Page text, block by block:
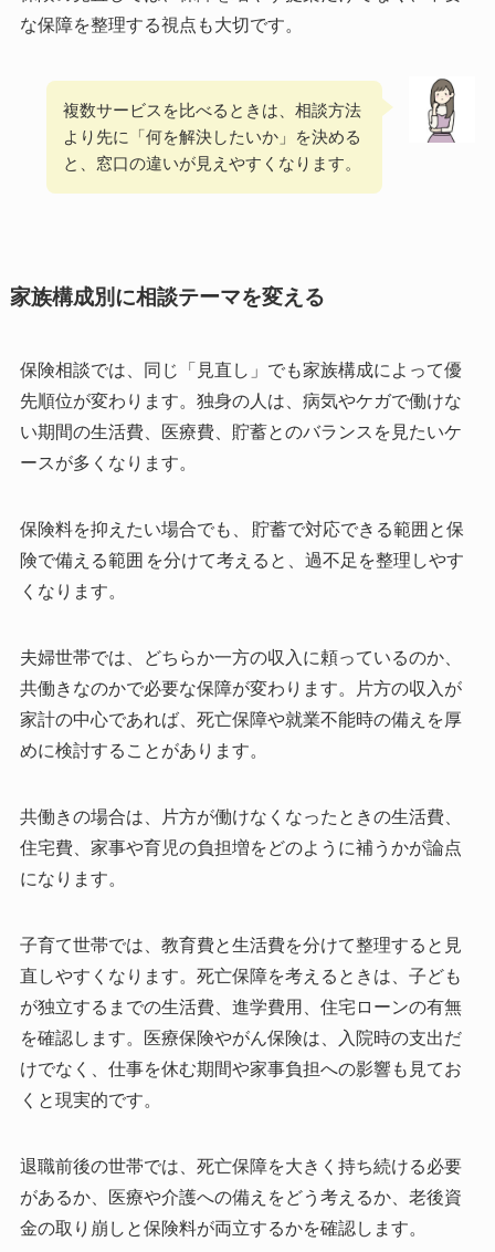
な保障を整理する視点も大切です。
複数サービスを比べるときは、相談方法
より先に「何を解決したいか」を決める
と、窓口の違いが見えやすくなります。
家族構成別に相談テーマを変える
保険相談では、同じ「見直し」でも家族構成によって優
先順位が変わります。独身の人は、病気やケガで働けな
い期間の生活費、医療費、貯蓄とのバランスを見たいケ
ースが多くなります。
保険料を抑えたい場合でも、
貯蓄で対応できる範囲と保
険で備える範囲 を分けて考えると、過不足を整理しやす
くなります。
夫婦世帯では、どちらか一方の収入に頼っているのか、
共働きなのかで必要な保障が変わります。片方の収入が
家計の中心であれば、死亡保障や就業不能時の備えを厚
めに検討することがあります。
共働きの場合は、片方が働けなくなったときの生活費、
住宅費、家事や育児の負担増をどのように補うかが論点
になります。
子育て世帯では、教育費と生活費を分けて整理すると見
直しやすくなります。死亡保障を考えるときは、子ども
が独立するまでの生活費、進学費用、住宅ローンの有無
を確認します。医療保険やがん保険は、入院時の支出だ
けでなく、仕事を休む期間や家事負担への影響も見てお
くと現実的です。
退職前後の世帯では、死亡保障を大きく持ち続ける必要
があるか、医療や介護への備えをどう考えるか、老後資
金の取り崩しと保険料が両立するかを確認します。